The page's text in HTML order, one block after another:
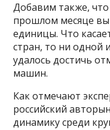
Добавим также,
прошлом месяце
единицы. Что
стран, то ни одной
удалось достичь
машин.
Как отмечают
российский
динамику среди